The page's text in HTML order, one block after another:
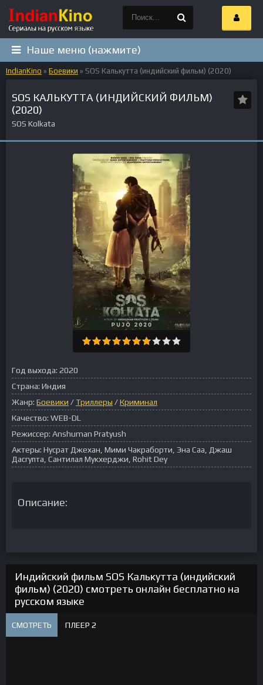
Наше меню (нажмите)
IndianKino » Боевики » SOS Калькутта (индийский фильм) (2020)
SOS КАЛЬКУТТА (ИНДИЙСКИЙ ФИЛЬМ)
(2020)
SOS Kolkata
Год выхода: 2020
Страна: Индия
Жанр: Боевики /Триллеры /Криминал
Качество: WEB-DL
Режиссер: Anshuman Pratyush
Актеры: Нусрат Джехан, Мими Чакраборти, Эна Саа, Джаш
Дасгупта, Сантилал Мукхерджи, Rohit Dey
Описание:
Индийский фильм SOS Калькутта (индийский
фильм) (2020) смотреть онлайн бесплатно на
русском языке
СМОТРЕТЬ ПЛЕЕР 2